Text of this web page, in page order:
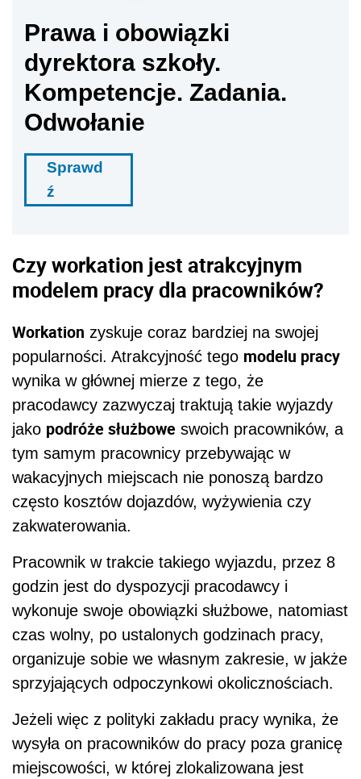
Prawa i obowiązki
dyrektora szkoły.
Kompetencje. Zadania.
Odwołanie
Sprawd
ź
Czy workation jest atrakcyjnym
modelem pracy dla pracowników?
Workation zyskuje coraz bardziej na swojej
popularności. Atrakcyjność tego modelu pracy
wynika w głównej mierze z tego, że
pracodawcy zazwyczaj traktują takie wyjazdy
jako podróże służbowe swoich pracowników, a
tym samym pracownicy przebywając w
wakacyjnych miejscach nie ponoszą bardzo
często kosztów dojazdów, wyżywienia czy
zakwaterowania.
Pracownik w trakcie takiego wyjazdu, przez 8
godzin jest do dyspozycji pracodawcy i
wykonuje swoje obowiązki służbowe, natomiast
czas wolny, po ustalonych godzinach pracy,
organizuje sobie we własnym zakresie, w jakże
sprzyjających odpoczynkowi okolicznościach.
Jeżeli więc z polityki zakładu pracy wynika, że
wysyła on pracowników do pracy poza granicę
miejscowości, w której zlokalizowana jest